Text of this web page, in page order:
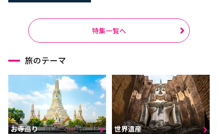
特集一覧へ
旅のテーマ
お寺巡り 世界遺産